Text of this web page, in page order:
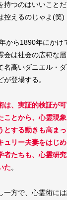
持つのはいいこと
控えるのじゃよ(笑)
から1890年にかけ
会は社会の広範な
名高いダニエル・
が登場する。
は、実証的検証が
ことから、心霊現
とする動きも高ま
ュリー夫妻をはじ
者たちも、心霊研
た。
一方で、心霊術に